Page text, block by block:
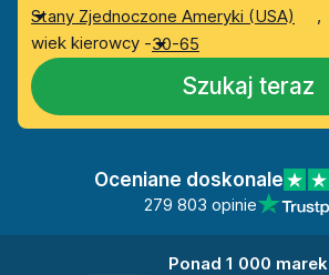
Stany Zjednoczone Ameryki (USA)
,
wiek kierowcy -30-65
Szukaj teraz
Oceniane doskonale
279 803 opinie
Ponad 1 000 marek